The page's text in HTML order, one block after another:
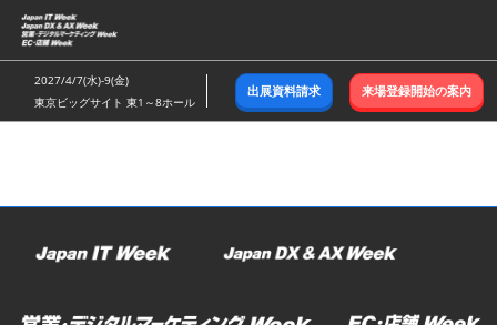
ス
キ
ッ
し
む
2027/4/7(水)-9(金)
東京ビッグサイト 東1～8ホール
出展資料請求 来場登録開始の案内